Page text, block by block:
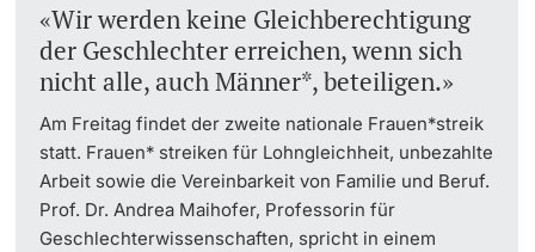
«Wir werden keine Gleichberechtigung
der Geschlechter erreichen, wenn sich
nicht alle, auch Männer*, beteiligen.»
Am Freitag findet der zweite nationale Frauen*streik
statt. Frauen* streiken für Lohngleichheit, unbezahlte
Arbeit sowie die Vereinbarkeit von Familie und Beruf.
Prof. Dr. Andrea Maihofer, Professorin für
Geschlechterwissenschaften, spricht in einem